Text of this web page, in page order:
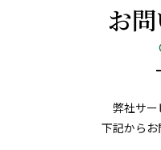
お
弊社サ
下記からお